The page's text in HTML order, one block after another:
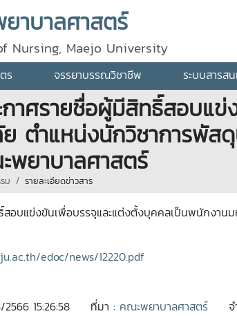
าบาลศาสตร์
Nursing, Maejo University
ร จรรยาบรรณวิชาชีพ ระบบสารส
กาศรายชื่อผู้มีสิทธิ์สอบแ
ตำแหน่งนักวิชาการพั
ยาบาลศาสตร์
ม รายละเอียดข่าวสาร
สอบแข่งขันเพื่อบรรจุและแต่งตั้งบุคคลเป็นพนักงา
edoc/news/12220.pdf
15:26:58 ที่มา : คณะพยาบาลศาสตร์